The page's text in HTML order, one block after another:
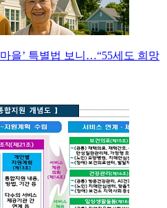
을’ 특별법 보니…“55세도 희망